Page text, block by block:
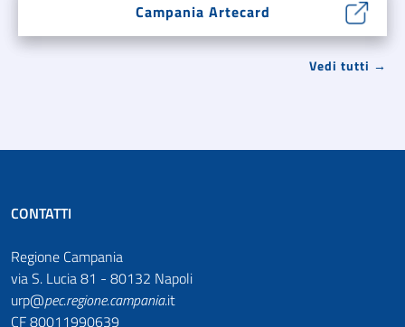
Campania Artecard
Vedi tutti →
CONTATTI
Regione Campania
via S. Lucia 81 - 80132 Napoli
urp@pec.regione.campania.it
CF 80011990639